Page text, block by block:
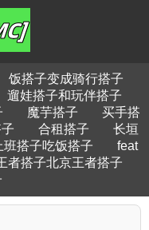
饭搭子变成骑行搭子
遛娃搭子和玩伴搭子
魔芋搭子
买手搭
合租搭子
长垣
班搭子吃饭搭子
feat
者搭子北京王者搭子